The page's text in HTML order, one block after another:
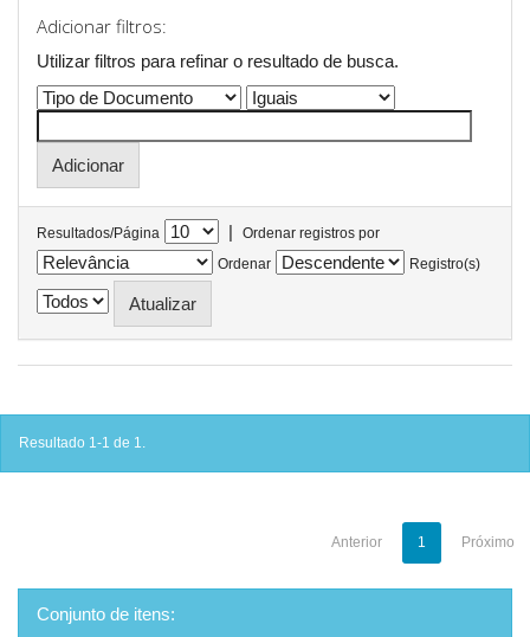
Adicionar filtros:
Utilizar filtros para refinar o resultado de busca.
Resultados/Página |
Ordenar registros por
Ordenar
Registro(s)
Resultado 1-1 de 1.
Anterior 1 Próximo
Conjunto de itens: